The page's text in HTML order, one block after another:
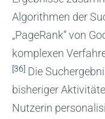
Algorithmen der
„PageRank“ von
komplexen
[36] Die
bisheriger
Nutzerin